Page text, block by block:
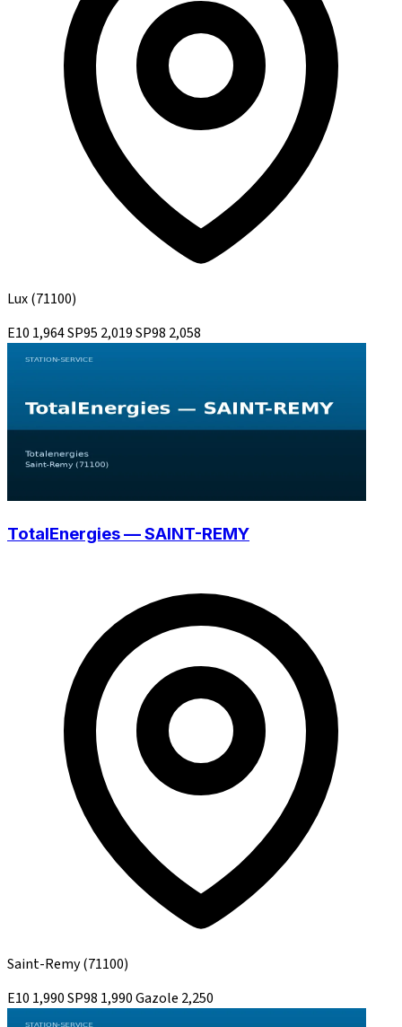
Lux(71100)
E10 1,964SP95 2,019SP98 2,058
TotalEnergies — SAINT-REMY
Saint-Remy(71100)
E10 1,990SP98 1,990Gazole 2,250